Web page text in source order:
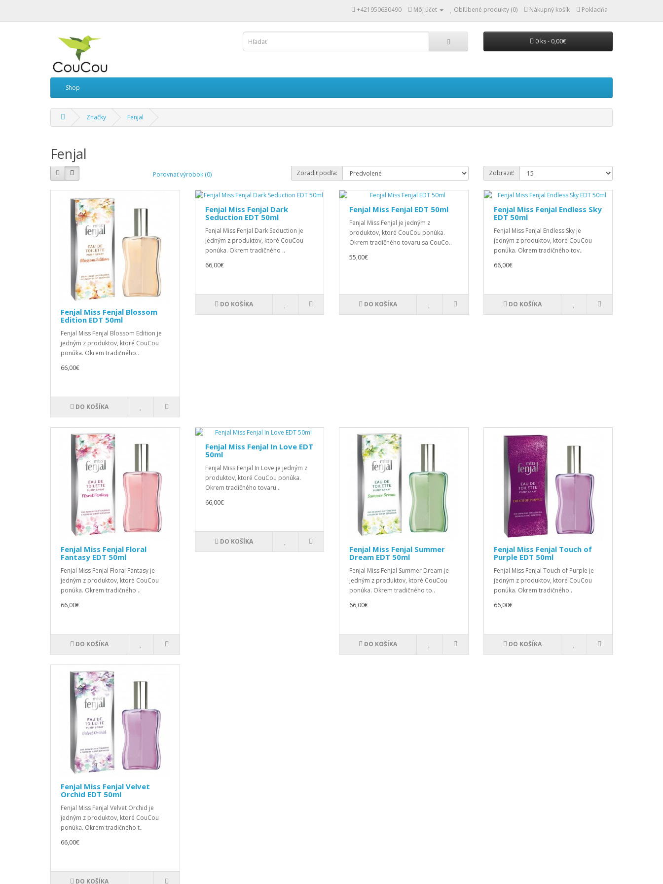
+421950630490 Môj účet Obľúbené produkty (0) Nákupný košík Pokladňa
0 ks - 0,00€
Shop
Značky Fenjal
Fenjal
Porovnať výrobok (0) Zoradiť podľa: Zobraziť:
Fenjal Miss Fenjal Blossom
Edition EDT 50ml
Fenjal Miss Fenjal Blossom Edition je
jedným z produktov, ktoré CouCou
ponúka. Okrem tradičného..
66,00€
DO KOŠÍKA
Fenjal Miss Fenjal Dark
Seduction EDT 50ml
Fenjal Miss Fenjal Dark Seduction je
jedným z produktov, ktoré CouCou
ponúka. Okrem tradičného ..
66,00€
DO KOŠÍKA
Fenjal Miss Fenjal EDT 50ml
Fenjal Miss Fenjal je jedným z
produktov, ktoré CouCou ponúka.
Okrem tradičného tovaru sa CouCo..
55,00€
DO KOŠÍKA
Fenjal Miss Fenjal Endless Sky
EDT 50ml
Fenjal Miss Fenjal Endless Sky je
jedným z produktov, ktoré CouCou
ponúka. Okrem tradičného tov..
66,00€
DO KOŠÍKA
Fenjal Miss Fenjal Floral
Fantasy EDT 50ml
Fenjal Miss Fenjal Floral Fantasy je
jedným z produktov, ktoré CouCou
ponúka. Okrem tradičného ..
66,00€
DO KOŠÍKA
Fenjal Miss Fenjal In Love EDT
50ml
Fenjal Miss Fenjal In Love je jedným z
produktov, ktoré CouCou ponúka.
Okrem tradičného tovaru ..
66,00€
DO KOŠÍKA
Fenjal Miss Fenjal Summer
Dream EDT 50ml
Fenjal Miss Fenjal Summer Dream je
jedným z produktov, ktoré CouCou
ponúka. Okrem tradičného to..
66,00€
DO KOŠÍKA
Fenjal Miss Fenjal Touch of
Purple EDT 50ml
Fenjal Miss Fenjal Touch of Purple je
jedným z produktov, ktoré CouCou
ponúka. Okrem tradičného..
66,00€
DO KOŠÍKA
Fenjal Miss Fenjal Velvet
Orchid EDT 50ml
Fenjal Miss Fenjal Velvet Orchid je
jedným z produktov, ktoré CouCou
ponúka. Okrem tradičného t..
66,00€
DO KOŠÍKA